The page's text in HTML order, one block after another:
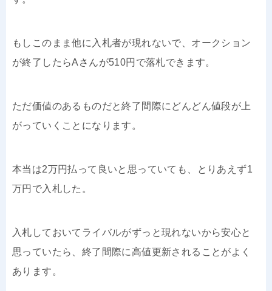
もしこのまま他に入札者が現れないで、オークション
が終了したらAさんが510円で落札できます。
ただ価値のあるものだと終了間際にどんどん値段が上
がっていくことになります。
本当は2万円払って良いと思っていても、とりあえず1
万円で入札した。
入札しておいてライバルがずっと現れないから安心と
思っていたら、終了間際に高値更新されることがよく
あります。